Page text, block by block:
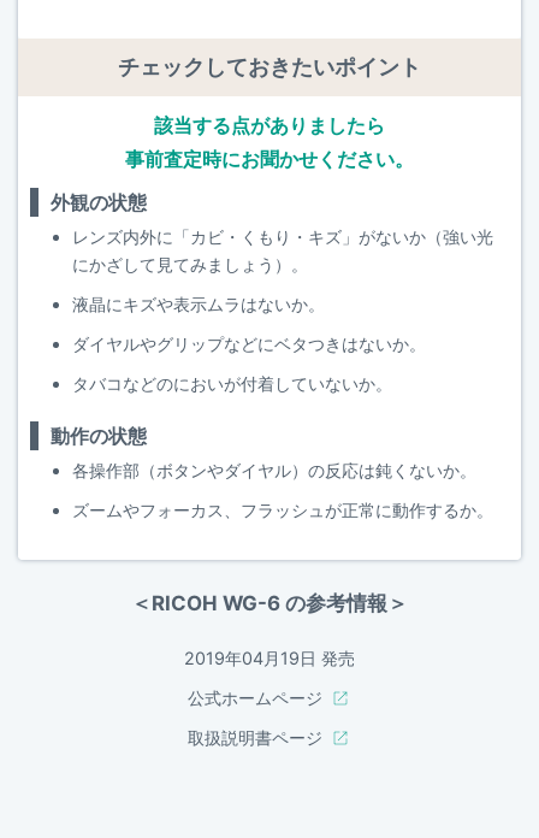
チェックしておきたいポイント
該当する点がありましたら
事前査定時にお聞かせください。
外観の状態
レンズ内外に「カビ・くもり・キズ」がないか（強い光
にかざして見てみましょう）。
液晶にキズや表示ムラはないか。
ダイヤルやグリップなどにベタつきはないか。
タバコなどのにおいが付着していないか。
動作の状態
各操作部（ボタンやダイヤル）の反応は鈍くないか。
ズームやフォーカス、フラッシュが正常に動作するか。
＜RICOH WG-6 の参考情報＞
2019年04月19日 発売
公式ホームページ
取扱説明書ページ